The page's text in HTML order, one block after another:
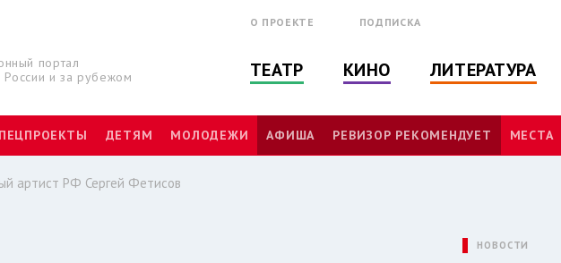
портал
России и за рубежом
О ПРОЕКТЕ ПОДПИСКА
ТЕАТР КИНО ЛИТЕРАТУРА
ДЕТЯМ МОЛОДЕЖИ АФИША РЕВИЗОР РЕКОМЕНДУЕТ МЕСТА
артист РФ Сергей Фетисов
НОВОСТИ